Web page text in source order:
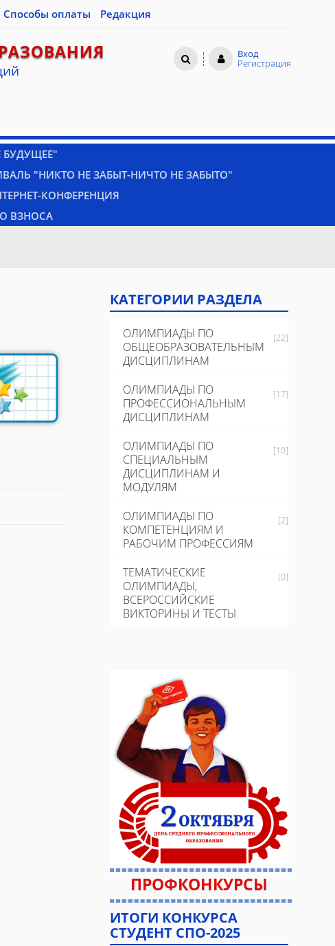
Способы оплаты Редакция
Вход
Регистрация
БУДУЩЕЕ"
"НИКТО НЕ ЗАБЫТ-НИЧТО НЕ ЗАБЫТО"
КОНФЕРЕНЦИЯ
ВЗНОСА
КАТЕГОРИИ РАЗДЕЛА
ОЛИМПИАДЫ ПО
ОБЩЕОБРАЗОВАТЕЛЬНЫМ
ДИСЦИПЛИНАМ
[22]
ОЛИМПИАДЫ ПО
ПРОФЕССИОНАЛЬНЫМ
ДИСЦИПЛИНАМ
[17]
ОЛИМПИАДЫ ПО
СПЕЦИАЛЬНЫМ
ДИСЦИПЛИНАМ И
МОДУЛЯМ
[10]
ОЛИМПИАДЫ ПО
КОМПЕТЕНЦИЯМ И
РАБОЧИМ ПРОФЕССИЯМ
[2]
ТЕМАТИЧЕСКИЕ
ОЛИМПИАДЫ,
ВСЕРОССИЙСКИЕ
ВИКТОРИНЫ И ТЕСТЫ
[0]
ПРОФКОНКУРСЫ
ИТОГИ КОНКУРСА
СТУДЕНТ СПО-2025